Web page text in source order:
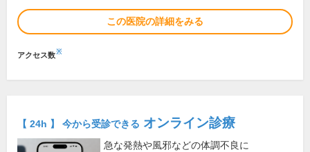
この医院の詳細をみる
アクセス数※
【 24h 】 今から受診できる オンライン診療
急な発熱や風邪などの体調不良に